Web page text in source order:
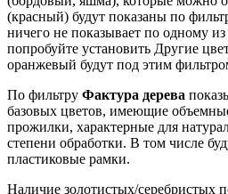
(красный) будут показаны по
ничего не показывает по одному из
попробуйте установить Другие
оранжевый будут под этим
По фильтру Фактура дерева
базовых цветов, имеющие
прожилки, характерные для
степени обработки. В том числе
пластиковые рамки.
Наличие золотистых/серебристых